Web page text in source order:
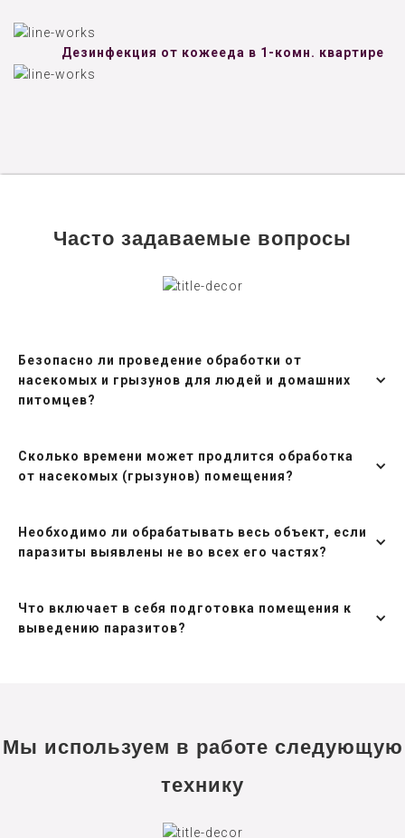
Дезинфекция от кожееда в 1-комн. квартире
Часто задаваемые вопросы
Безопасно ли проведение обработки от
насекомых и грызунов для людей и домашних
питомцев?
Сколько времени может продлится обработка
от насекомых (грызунов) помещения?
Необходимо ли обрабатывать весь объект, если
паразиты выявлены не во всех его частях?
Что включает в себя подготовка помещения к
выведению паразитов?
Мы используем в работе следующую
технику